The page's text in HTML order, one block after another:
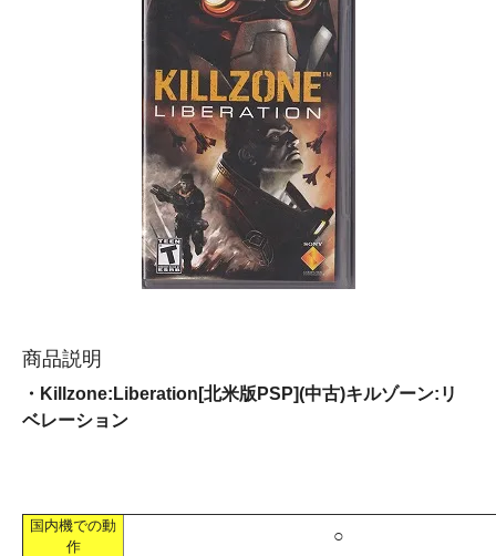
商品説明
・Killzone:Liberation[北米版PSP](中古)キルゾーン:リ
ベレーション
国内機での動
作
○